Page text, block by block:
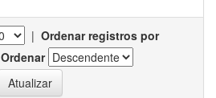
| Ordenar registros por
Ordenar